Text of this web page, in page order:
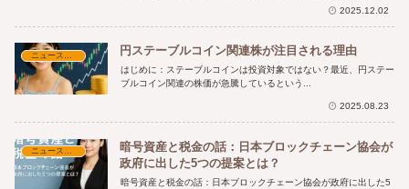
イラスト。投資家たちの心境をユーモラスに表現したこの画像は、
2025.12.02
円ステーブルコイン関連株が注目される理由
はじめに：ステーブルコインは投資対象ではない？最近、円ステー
ブルコイン関連の株価が急騰しているという...
2025.08.23
ニュース・時事解説
暗号資産と税金の話：日本ブロックチェーン協会が
政府に出した5つの提案とは？
暗号資産と税金の話：日本ブロックチェーン協会が政府に出した5